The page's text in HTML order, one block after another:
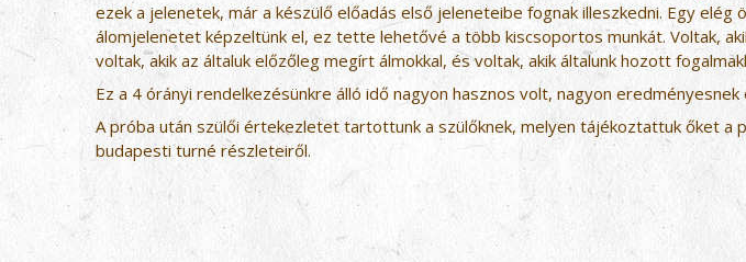
ezek a jelenetek, már a készülő előadás első jeleneteibe fognak illeszkedni. Egy
álomjelenetet képzeltünk el, ez tette lehetővé a több kiscsoportos munkát. Voltak,
voltak, akik az általuk előzőleg megírt álmokkal, és voltak, akik általunk hozott
Ez a 4 órányi rendelkezésünkre álló idő nagyon hasznos volt, nagyon eredményesnek
A próba után szülői értekezletet tartottunk a szülőknek, melyen tájékoztattuk őket a
budapesti turné részleteiről.